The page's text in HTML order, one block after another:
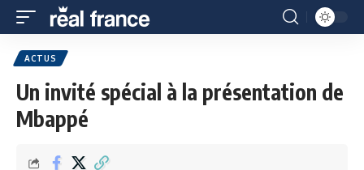
ACTUS
Un invité spécial à la présentation de
Mbappé